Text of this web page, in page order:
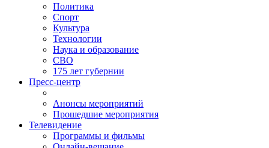
Политика
Спорт
Культура
Технологии
Наука и образование
СВО
175 лет губернии
Пресс-центр
Анонсы мероприятий
Прошедшие мероприятия
Телевидение
Программы и фильмы